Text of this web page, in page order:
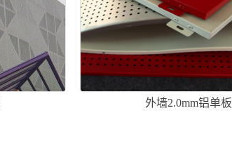
外墙2.0mm铝单板